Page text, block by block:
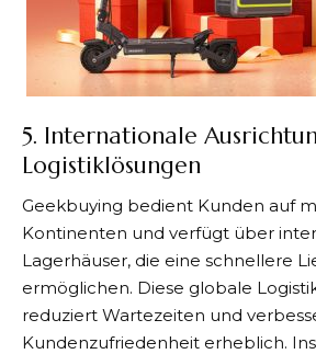
5. Internationale
Logistiklösungen
Geekbuying bedient Kunden auf
Kontinenten und verfügt über
Lagerhäuser, die eine schnellere
ermöglichen. Diese globale
reduziert Wartezeiten und
Kundenzufriedenheit erheblich.